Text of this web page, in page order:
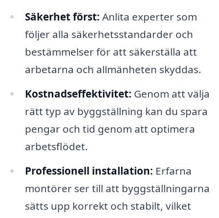
Säkerhet först: Anlita experter som
följer alla säkerhetsstandarder och
bestämmelser för att säkerställa att
arbetarna och allmänheten skyddas.
Kostnadseffektivitet: Genom att välja
rätt typ av byggställning kan du spara
pengar och tid genom att optimera
arbetsflödet.
Professionell installation: Erfarna
montörer ser till att byggställningarna
sätts upp korrekt och stabilt, vilket